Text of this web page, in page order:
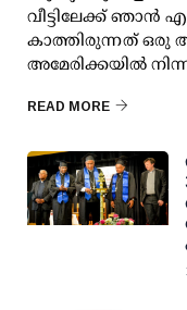
വീട്ടിലേക്ക്
കാത്തിരുന്നത് ഒരു
അമേരിക്കയിൽ
READ MORE